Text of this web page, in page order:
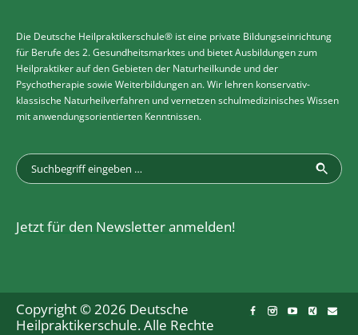
Die Deutsche Heilpraktikerschule® ist eine private Bildungseinrichtung
für Berufe des 2. Gesundheitsmarktes und bietet Ausbildungen zum
Heilpraktiker auf den Gebieten der Naturheilkunde und der
Psychotherapie sowie Weiterbildungen an. Wir lehren konservativ-
klassische Naturheilverfahren und vernetzen schulmedizinisches Wissen
mit anwendungsorientierten Kenntnissen.
Jetzt für den Newsletter anmelden!
Copyright © 2026 Deutsche
Heilpraktikerschule. Alle Rechte